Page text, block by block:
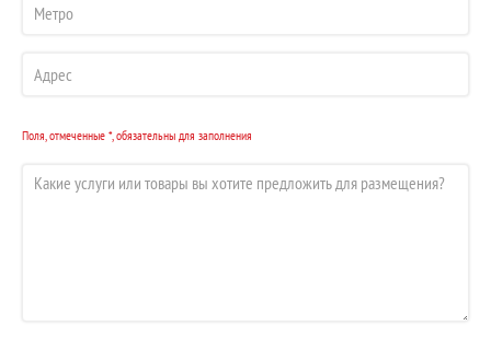
Поля, отмеченные *, обязательны для заполнения